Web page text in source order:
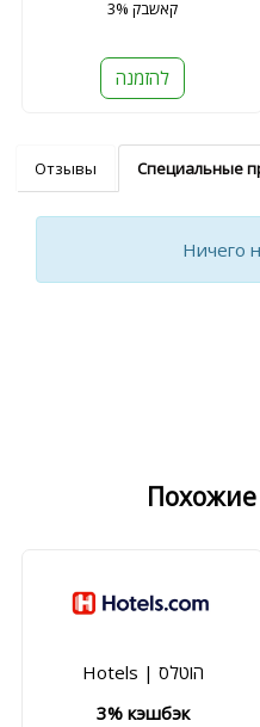
3% קאשבק
להזמנה
Отзывы Специальные
Ничего
Hotels | הוטלס
3% кэшбэк